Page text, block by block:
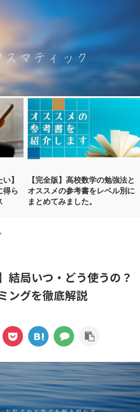
】
得ら
【完全版】高校数学の勉強法と
オススメの参考書をレベル別に
まとめてみました。
結局いつ・どう使うの？
ングを徹底解説